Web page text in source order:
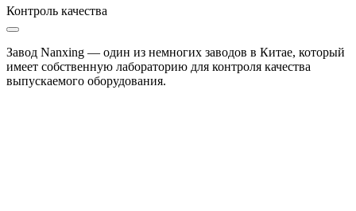
Контроль качества
Завод Nanxing — один из немногих заводов в Китае, который
имеет собственную лабораторию для контроля качества
выпускаемого оборудования.